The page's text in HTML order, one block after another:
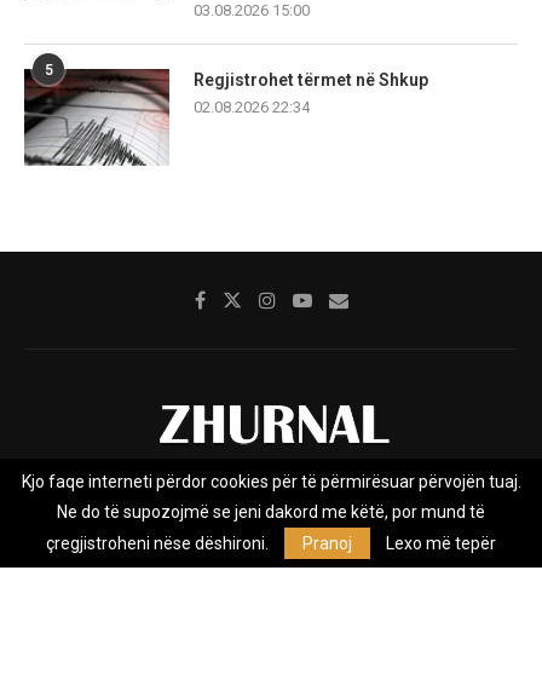
03.08.2026 15:00
5
Regjistrohet tërmet në Shkup
02.08.2026 22:34
Rreth nesh Impresumi Marketing
Privacy Policy
Zhurnal.mk është Agjenci e Lajmeve e pavarur, e themeluar në vitin
Kjo faqe interneti përdor cookies për të përmirësuar përvojën tuaj.
Ne do të supozojmë se jeni dakord me këtë, por mund të
çregjistroheni nëse dëshironi.
Pranoj Lexo më tepër